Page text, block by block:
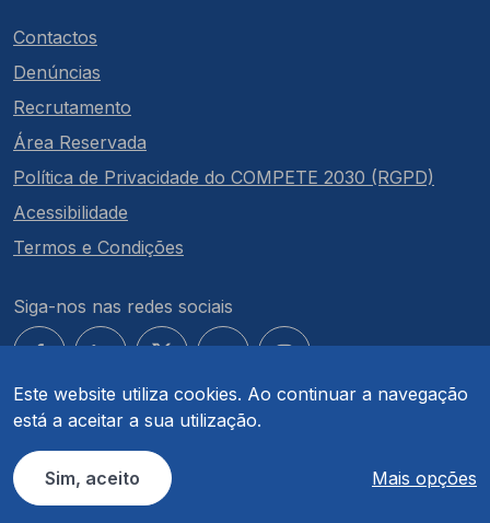
Este website utiliza cookies. Ao continuar a navegação
está a aceitar a sua utilização.
Sim, aceito Mais opções
Contactos
Denúncias
Recrutamento
Área Reservada
Política de Privacidade do COMPETE 2030 (RGPD)
Acessibilidade
Termos e Condições
Siga-nos nas redes sociais
© COMPETE 2030. Todos os direitos reservados.